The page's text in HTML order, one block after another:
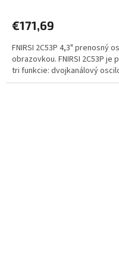
€171,69
FNIRSI 2C53P 4,3" prenosný
obrazovkou. FNIRSI 2C53P
tri funkcie: dvojkanálový